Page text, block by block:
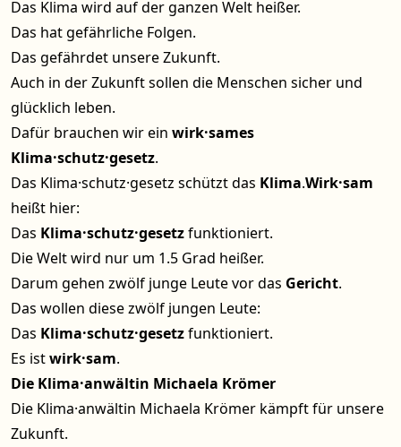
Das Klima wird auf der ganzen Welt heißer.
Das hat gefährliche Folgen.
Das gefährdet unsere Zukunft.
Auch in der Zukunft sollen die Menschen sicher und
glücklich leben.
Dafür brauchen wir ein wirk·sames
Klima·schutz·gesetz.
Das Klima·schutz·gesetz schützt das Klima.Wirk·sam
heißt hier:
Das Klima·schutz·gesetzfunktioniert.
Die Welt wird nur um 1.5 Grad heißer.
Darum gehen zwölf junge Leute vor das Gericht.
Das wollen diese zwölf jungen Leute:
Das Klima·schutz·gesetzfunktioniert.
Es istwirk·sam.
Die Klima·anwältin Michaela Krömer
Die Klima·anwältin Michaela Krömer kämpft für unsere
Zukunft.